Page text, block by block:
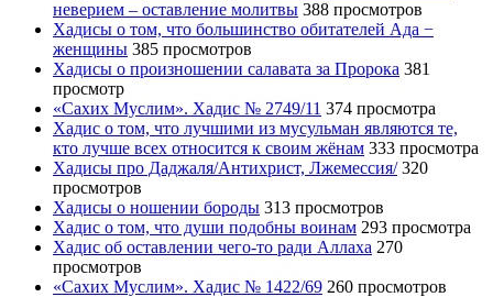
неверием – оставление молитвы 388 просмотров
Хадисы о том, что большинство обитателей Ада −
женщины 385 просмотров
Хадисы о произношении салавата за Пророка 381
просмотр
«Сахих Муслим». Хадис № 2749/11 374 просмотра
Хадис о том, что лучшими из мусульман являются те,
кто лучше всех относится к своим жёнам 333 просмотра
Хадисы про Даджаля/Антихрист, Лжемессия/ 320
просмотров
Хадисы о ношении бороды 313 просмотров
Хадис о том, что души подобны воинам 293 просмотра
Хадис об оставлении чего-то ради Аллаха 270
просмотров
«Сахих Муслим». Хадис № 1422/69 260 просмотров